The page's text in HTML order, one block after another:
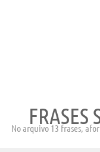
FRASES
No arquivo 13 frases,